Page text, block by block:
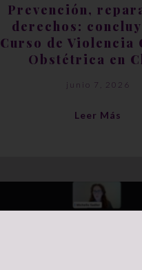
Prevención,
derechos:
Curso de Violencia
Obstétrica en
junio 7, 2026
Leer Más